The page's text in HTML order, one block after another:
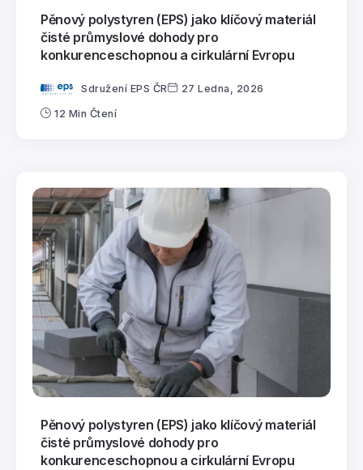
Pěnový polystyren (EPS) jako klíčový materiál
čisté průmyslové dohody pro
konkurenceschopnou a cirkulární Evropu
Sdružení EPS ČR 27 Ledna, 2026
12 Min Čtení
Pěnový polystyren (EPS) jako klíčový materiál
čisté průmyslové dohody pro
konkurenceschopnou a cirkulární Evropu